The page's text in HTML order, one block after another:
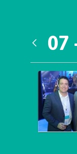
07
Galeria de